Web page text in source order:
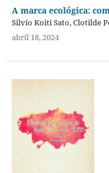
A marca ecológica:
Silvio Koiti Sato, Clotilde
abril 18, 2024